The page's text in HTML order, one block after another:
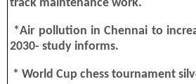
track maintenance work.
*Air pollution in Chennai to
2030- study informs.
* World Cup chess tournament